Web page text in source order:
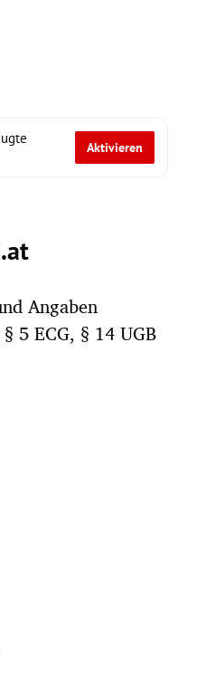
Aktivieren
Angaben
5 ECG, § 14 UGB